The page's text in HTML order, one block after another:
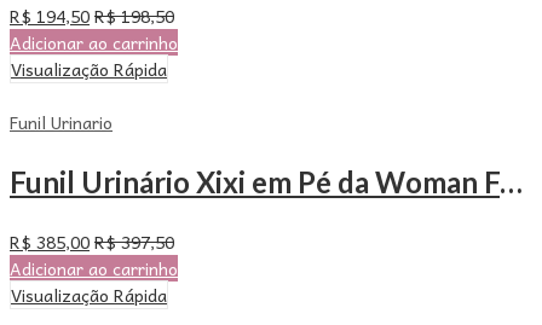
R$ 194,50R$198,50
Adicionar ao carrinho
Visualização Rápida
Funil Urinario
Funil Urinário Xixi em Pé da Woman Free – Com 100 Unidades
R$ 385,00R$397,50
Adicionar ao carrinho
Visualização Rápida